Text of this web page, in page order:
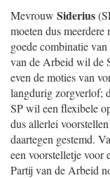
Mevrouw Siderius
moeten dus meerdere
goede combinatie
van de Arbeid wil de
even de moties van
langdurig zorgverlof;
SP wil een flexibele
dus allerlei
daartegen gestemd.
een voorstelletje voor
Partij van de Arbeid